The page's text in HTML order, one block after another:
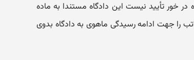
در خور تأیید نیست این دادگاه مستندا به ماده
را جهت ادامه رسیدگی ماهوی به دادگاه بدوی